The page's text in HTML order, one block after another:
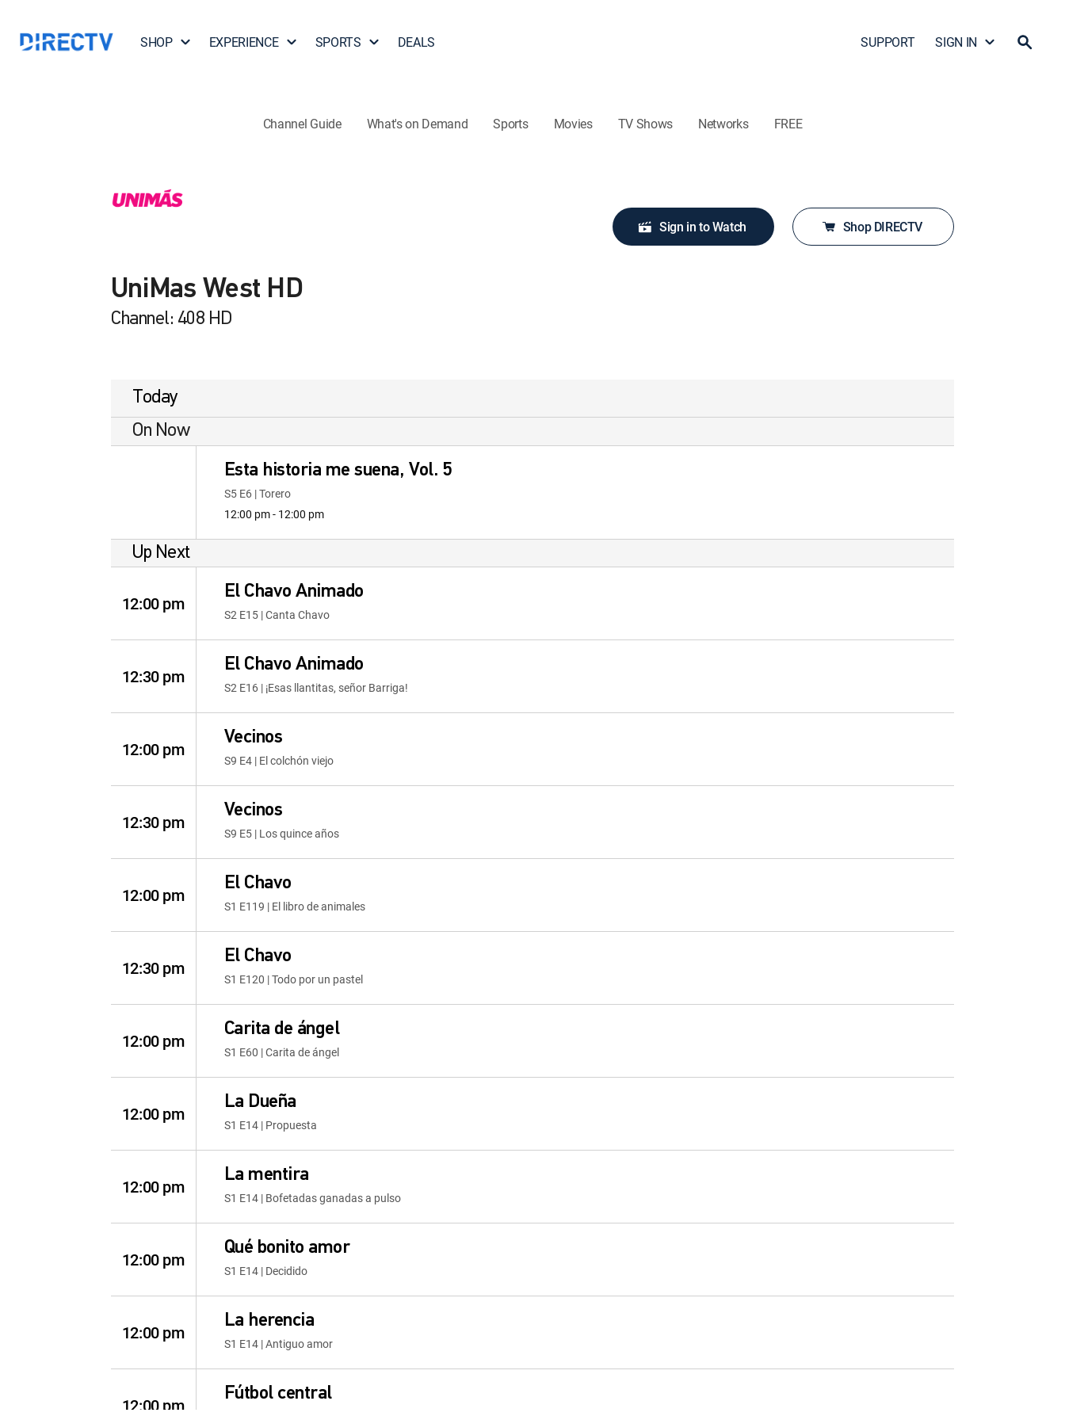
SHOP EXPERIENCE SPORTS DEALS SUPPORT SIGN IN
Channel Guide What's on Demand Sports Movies TV Shows Networks FREE
UniMas West HD
Channel: 408 HD
Sign in to Watch Shop DIRECTV
Today
On Now
Esta historia me suena, Vol. 5
S5 E6 | Torero
12:00 pm - 12:00 pm
Up Next
12:00 pm
El Chavo Animado
S2 E15 | Canta Chavo
12:30 pm
El Chavo Animado
S2 E16 | ¡Esas llantitas, señor Barriga!
12:00 pm
Vecinos
S9 E4 | El colchón viejo
12:30 pm
Vecinos
S9 E5 | Los quince años
12:00 pm
El Chavo
S1 E119 | El libro de animales
12:30 pm
El Chavo
S1 E120 | Todo por un pastel
12:00 pm
Carita de ángel
S1 E60 | Carita de ángel
12:00 pm
La Dueña
S1 E14 | Propuesta
12:00 pm
La mentira
S1 E14 | Bofetadas ganadas a pulso
12:00 pm
Qué bonito amor
S1 E14 | Decidido
12:00 pm
La herencia
S1 E14 | Antiguo amor
12:00 pm
Fútbol central